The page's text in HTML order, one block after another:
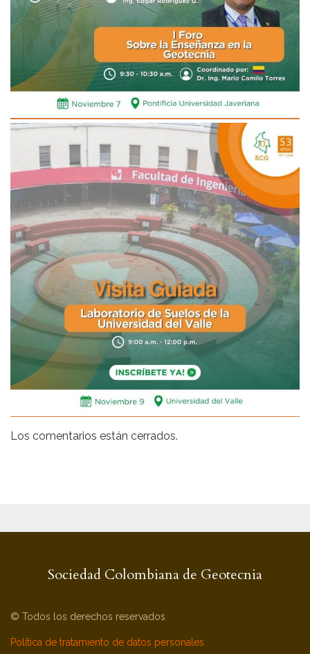
Los comentarios están cerrados.
Sociedad Colombiana de Geotecnia
© Todos los derechos reservados
Política de tratamiento de datos personales